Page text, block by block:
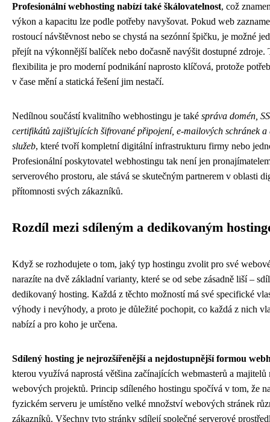
Profesionální webhosting nabízí také škálovatelnost, což
výkon a kapacitu lze podle potřeby navyšovat. Pokud web
rostoucí návštěvnost nebo se chystá na sezónní špičku, je možné
přejít na výkonnější balíček nebo dočasně navýšit dostupné zdroje.
flexibilita je pro moderní podnikání naprosto klíčová, protože
v čase mění a statická řešení jim nestačí.
Nedílnou součástí kvalitního webhostingu je také správa domén,
certifikátů zajišťujících šifrované připojení, e-mailových schránek a
služeb, které tvoří kompletní digitální infrastrukturu firmy nebo
Profesionální poskytovatel webhostingu tak není jen
serverového prostoru, ale stává se skutečným partnerem v oblasti
přítomnosti svých zákazníků.
Rozdíl mezi sdíleným a dedikovaným
Když se rozhodujete o tom, jaký typ hostingu zvolit pro své
narazíte na dvě základní varianty, které se od sebe zásadně liší –
dedikovaný hosting. Každá z těchto možností má své specifické
výhody i nevýhody, a proto je důležité pochopit, co každá z nich
nabízí a pro koho je určena.
Sdílený hosting je nejrozšířenější a nejdostupnější formou
kterou využívá naprostá většina začínajících webmasterů a majitelů
webových projektů. Princip sdíleného hostingu spočívá v tom, že
fyzickém serveru je umístěno velké množství webových stránek
zákazníků. Všechny tyto stránky sdílejí společné serverové